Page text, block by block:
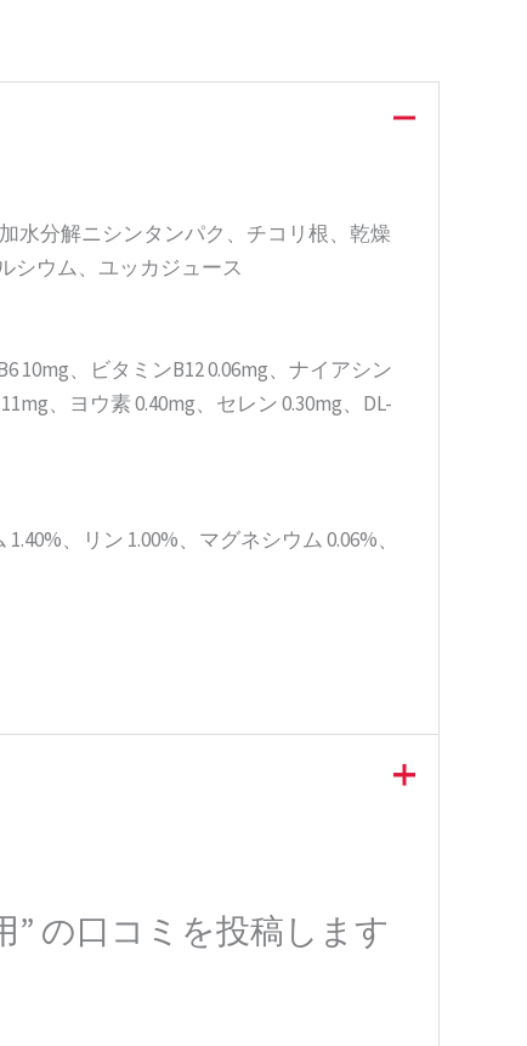
水分解ニシンタンパク、チコリ根、乾燥
シウム、ユッカジュース
10mg、ビタミンB12 0.06mg、ナイアシン
、ヨウ素 0.40mg、セレン 0.30mg、DL-
、リン 1.00%、マグネシウム 0.06%、
の口コミを投稿します